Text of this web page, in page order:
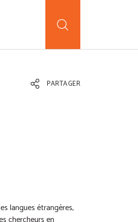
PARTAGER
langues étrangères,